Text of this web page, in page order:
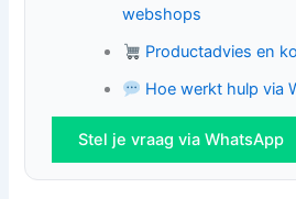
webshops
Productadvies en
Hoe werkt hulp via
Stel je vraag via WhatsApp